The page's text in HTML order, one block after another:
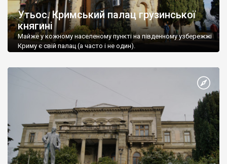
Утьос. Кримський палац грузинської
княгині
Майже у кожному населеному пункті на південному узбережжі
Криму є свій палац (а часто і не один).